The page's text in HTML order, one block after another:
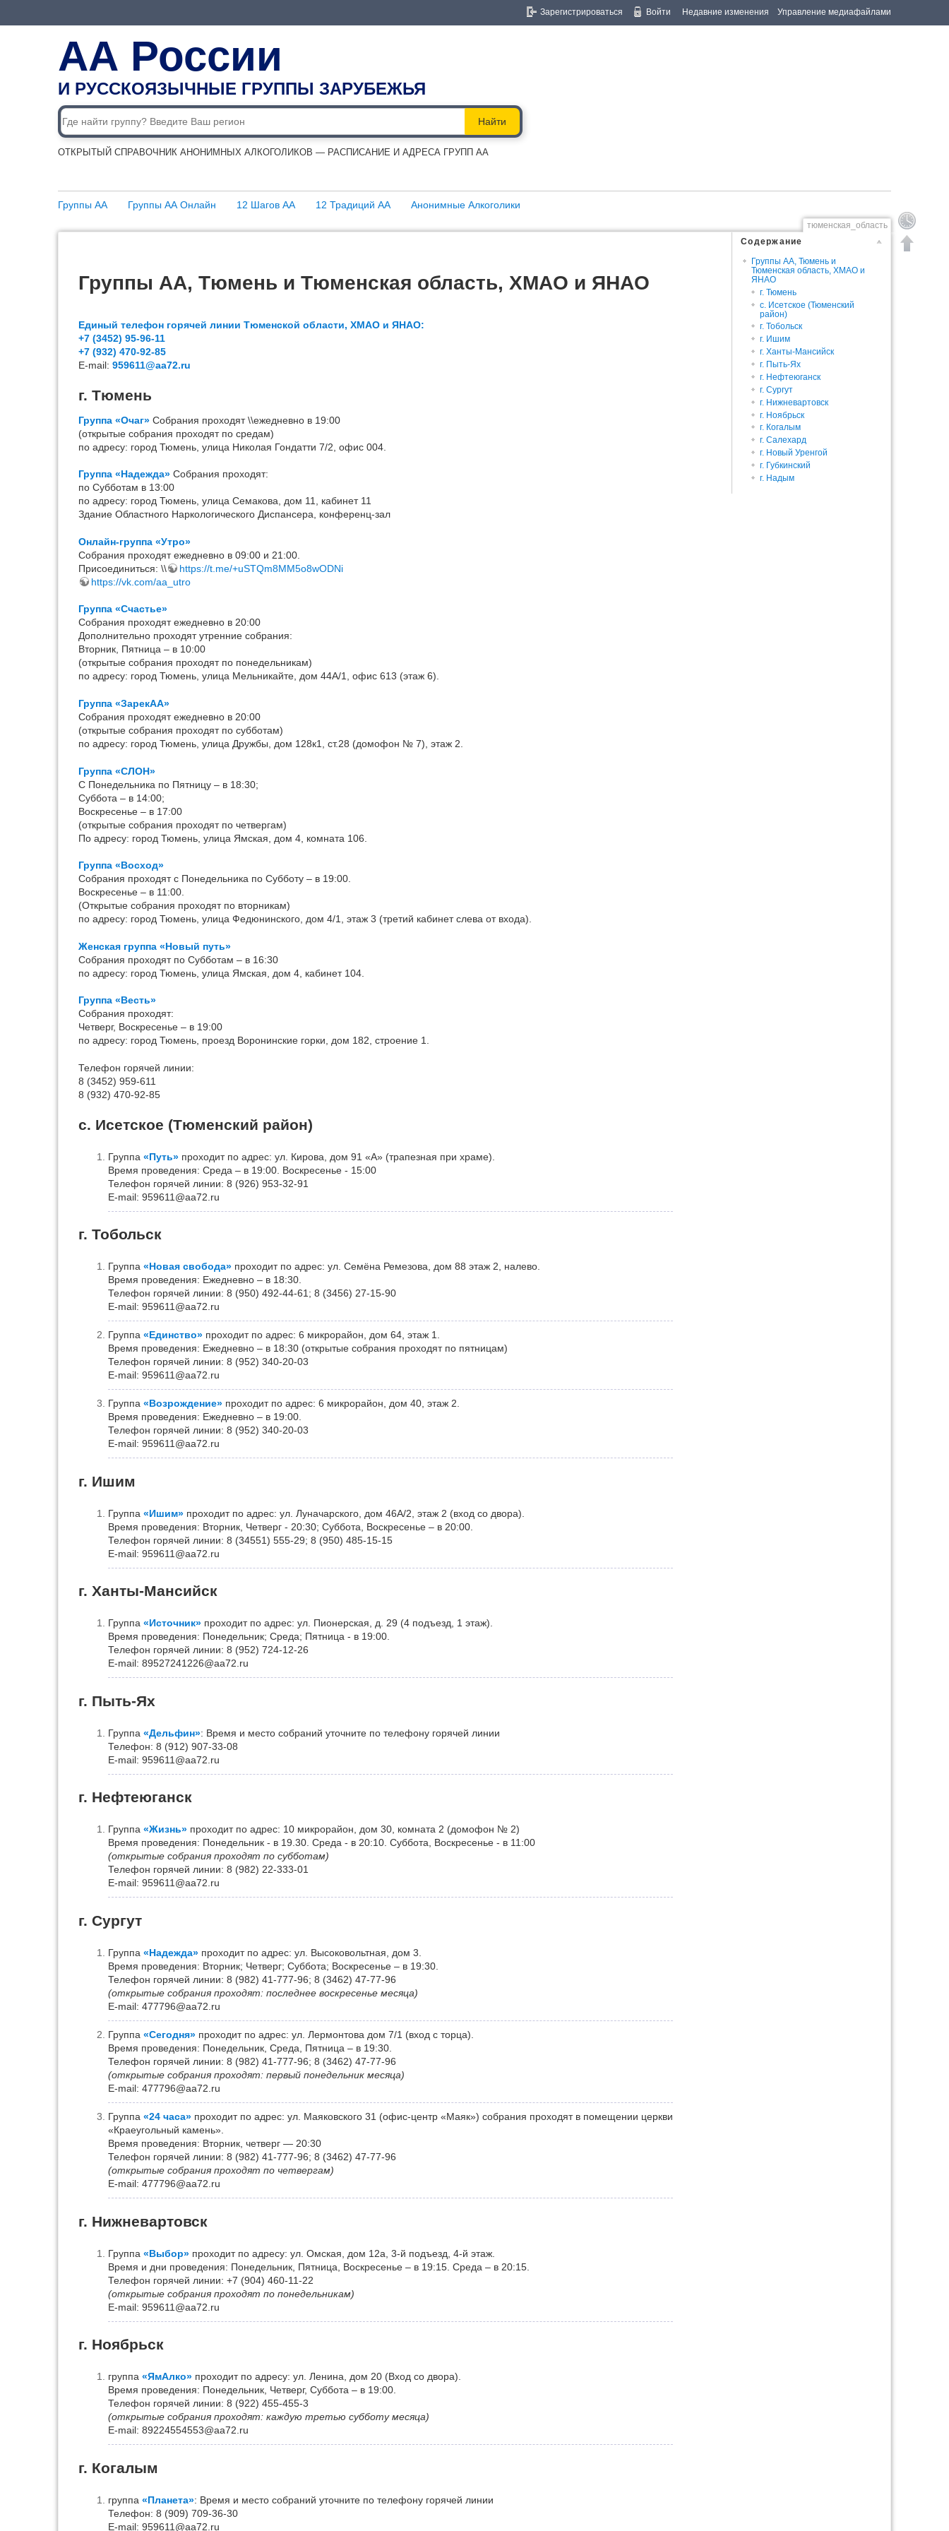
АА России
И РУССКОЯЗЫЧНЫЕ ГРУППЫ ЗАРУБЕЖЬЯ
Найти
ОТКРЫТЫЙ СПРАВОЧНИК АНОНИМНЫХ АЛКОГОЛИКОВ — РАСПИСАНИЕ И АДРЕСА ГРУПП АА
Группы АА Группы АА Онлайн 12 Шагов АА 12 Традиций АА Анонимные Алкоголики
Зарегистрироваться Войти Недавние изменения Управление медиафайлами
тюменская_область
Содержание
Группы АА, Тюмень и
Тюменская область, ХМАО и
ЯНАО
г. Тюмень
с. Исетское (Тюменский
район)
г. Тобольск
г. Ишим
г. Ханты-Мансийск
г. Пыть-Ях
г. Нефтеюганск
г. Сургут
г. Нижневартовск
г. Ноябрьск
г. Когалым
г. Салехард
г. Новый Уренгой
г. Губкинский
г. Надым
Группы АА, Тюмень и Тюменская область, ХМАО и ЯНАО
Единый телефон горячей линии Тюменской области, ХМАО и ЯНАО:
+7 (3452) 95-96-11
+7 (932) 470-92-85
Е-mail: 959611@aa72.ru
г. Тюмень
Группа «Очаг» Собрания проходят \\ежедневно в 19:00
(открытые собрания проходят по средам)
по адресу: город Тюмень, улица Николая Гондатти 7/2, офис 004.
Группа «Надежда» Собрания проходят:
по Субботам в 13:00
по адресу: город Тюмень, улица Семакова, дом 11, кабинет 11
Здание Областного Наркологического Диспансера, конференц-зал
Онлайн-группа «Утро»
Собрания проходят ежедневно в 09:00 и 21:00.
Присоединиться: \\
https://t.me/+uSTQm8MM5o8wODNi
https://vk.com/aa_utro
Группа «Счастье»
Собрания проходят ежедневно в 20:00
Дополнительно проходят утренние собрания:
Вторник, Пятница – в 10:00
(открытые собрания проходят по понедельникам)
по адресу: город Тюмень, улица Мельникайте, дом 44А/1, офис 613 (этаж 6).
Группа «ЗарекАА»
Собрания проходят ежедневно в 20:00
(открытые собрания проходят по субботам)
по адресу: город Тюмень, улица Дружбы, дом 128к1, ст.28 (домофон № 7), этаж 2.
Группа «СЛОН»
С Понедельника по Пятницу – в 18:30;
Суббота – в 14:00;
Воскресенье – в 17:00
(открытые собрания проходят по четвергам)
По адресу: город Тюмень, улица Ямская, дом 4, комната 106.
Группа «Восход»
Собрания проходят с Понедельника по Субботу – в 19:00.
Воскресенье – в 11:00.
(Открытые собрания проходят по вторникам)
по адресу: город Тюмень, улица Федюнинского, дом 4/1, этаж 3 (третий кабинет слева от входа).
Женская группа «Новый путь»
Собрания проходят по Субботам – в 16:30
по адресу: город Тюмень, улица Ямская, дом 4, кабинет 104.
Группа «Весть»
Собрания проходят:
Четверг, Воскресенье – в 19:00
по адресу: город Тюмень, проезд Воронинские горки, дом 182, строение 1.
Телефон горячей линии:
8 (3452) 959-611
8 (932) 470-92-85
с. Исетское (Тюменский район)
Группа «Путь» проходит по адрес: ул. Кирова, дом 91 «А» (трапезная при храме).
Время проведения: Среда – в 19:00. Воскресенье - 15:00
Телефон горячей линии: 8 (926) 953-32-91
Е-mail: 959611@aa72.ru
г. Тобольск
Группа «Новая свобода» проходит по адрес: ул. Семёна Ремезова, дом 88 этаж 2, налево.
Время проведения: Ежедневно – в 18:30.
Телефон горячей линии: 8 (950) 492-44-61; 8 (3456) 27-15-90
Е-mail: 959611@aa72.ru
Группа «Единство» проходит по адрес: 6 микрорайон, дом 64, этаж 1.
Время проведения: Ежедневно – в 18:30 (открытые собрания проходят по пятницам)
Телефон горячей линии: 8 (952) 340-20-03
Е-mail: 959611@aa72.ru
Группа «Возрождение» проходит по адрес: 6 микрорайон, дом 40, этаж 2.
Время проведения: Ежедневно – в 19:00.
Телефон горячей линии: 8 (952) 340-20-03
Е-mail: 959611@aa72.ru
г. Ишим
Группа «Ишим» проходит по адрес: ул. Луначарского, дом 46А/2, этаж 2 (вход со двора).
Время проведения: Вторник, Четверг - 20:30; Суббота, Воскресенье – в 20:00.
Телефон горячей линии: 8 (34551) 555-29; 8 (950) 485-15-15
Е-mail: 959611@aa72.ru
г. Ханты-Мансийск
Группа «Источник» проходит по адрес: ул. Пионерская, д. 29 (4 подъезд, 1 этаж).
Время проведения: Понедельник; Среда; Пятница - в 19:00.
Телефон горячей линии: 8 (952) 724-12-26
Е-mail: 89527241226@aa72.ru
г. Пыть-Ях
Группа «Дельфин»: Время и место собраний уточните по телефону горячей линии
Телефон: 8 (912) 907-33-08
Е-mail: 959611@aa72.ru
г. Нефтеюганск
Группа «Жизнь» проходит по адрес: 10 микрорайон, дом 30, комната 2 (домофон № 2)
Время проведения: Понедельник - в 19.30. Среда - в 20:10. Суббота, Воскресенье - в 11:00
(открытые собрания проходят по субботам)
Телефон горячей линии: 8 (982) 22-333-01
Е-mail: 959611@aa72.ru
г. Сургут
Группа «Надежда» проходит по адрес: ул. Высоковольтная, дом 3.
Время проведения: Вторник; Четверг; Суббота; Воскресенье – в 19:30.
Телефон горячей линии: 8 (982) 41-777-96; 8 (3462) 47-77-96
(открытые собрания проходят: последнее воскресенье месяца)
Е-mail: 477796@aa72.ru
Группа «Сегодня» проходит по адрес: ул. Лермонтова дом 7/1 (вход с торца).
Время проведения: Понедельник, Среда, Пятница – в 19:30.
Телефон горячей линии: 8 (982) 41-777-96; 8 (3462) 47-77-96
(открытые собрания проходят: первый понедельник месяца)
Е-mail: 477796@aa72.ru
Группа «24 часа» проходит по адрес: ул. Маяковского 31 (офис-центр «Маяк») собрания проходят в помещении церкви
«Краеугольный камень».
Время проведения: Вторник, четверг — 20:30
Телефон горячей линии: 8 (982) 41-777-96; 8 (3462) 47-77-96
(открытые собрания проходят по четвергам)
Е-mail: 477796@aa72.ru
г. Нижневартовск
Группа «Выбор» проходит по адресу: ул. Омская, дом 12а, 3-й подъезд, 4-й этаж.
Время и дни проведения: Понедельник, Пятница, Воскресенье – в 19:15. Среда – в 20:15.
Телефон горячей линии: +7 (904) 460-11-22
(открытые собрания проходят по понедельникам)
Е-mail: 959611@aa72.ru
г. Ноябрьск
группа «ЯмАлко» проходит по адресу: ул. Ленина, дом 20 (Вход со двора).
Время проведения: Понедельник, Четверг, Суббота – в 19:00.
Телефон горячей линии: 8 (922) 455-455-3
(открытые собрания проходят: каждую третью субботу месяца)
Е-mail: 89224554553@aa72.ru
г. Когалым
группа «Планета»: Время и место собраний уточните по телефону горячей линии
Телефон: 8 (909) 709-36-30
Е-mail: 959611@aa72.ru